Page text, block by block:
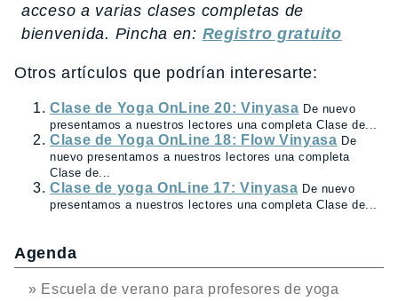
acceso a varias clases completas de
bienvenida. Pincha en: Registro gratuito
Otros artículos que podrían interesarte:
Clase de Yoga OnLine 20: Vinyasa De nuevo
presentamos a nuestros lectores una completa Clase de...
Clase de Yoga OnLine 18: Flow Vinyasa De
nuevo presentamos a nuestros lectores una completa
Clase de...
Clase de yoga OnLine 17: Vinyasa De nuevo
presentamos a nuestros lectores una completa Clase de...
Agenda
» Escuela de verano para profesores de yoga